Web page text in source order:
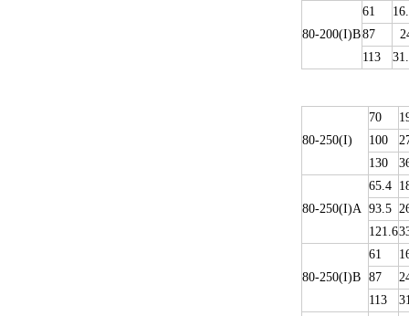
80-200(I)B
61
87
113
80-250(I)
70
100
130
80-250(I)A
65.4
93.5
121.6
80-250(I)B
61
87
113